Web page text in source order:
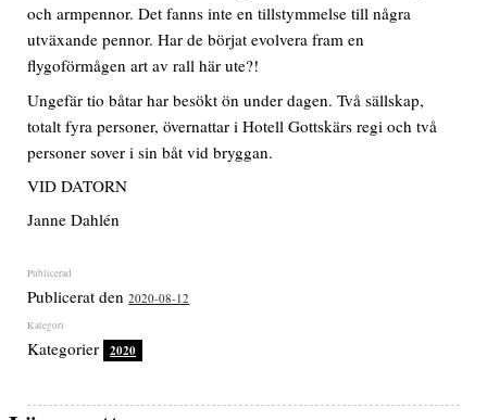
och armpennor. Det fanns inte en tillstymmelse till några
utväxande pennor. Har de börjat evolvera fram en
flygoförmågen art av rall här ute?!
Ungefär tio båtar har besökt ön under dagen. Två sällskap,
totalt fyra personer, övernattar i Hotell Gottskärs regi och två
personer sover i sin båt vid bryggan.
VID DATORN
Janne Dahlén
Publicerat den2020-08-12
Kategorier 2020